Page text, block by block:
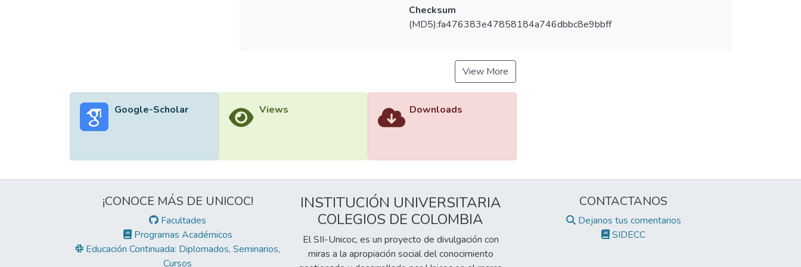
Checksum
(MD5):fa476383e47858184a746dbbc8e9bbff
View More
Google-Scholar Views Downloads
¡CONOCE MÁS DE UNICOC!
Facultades
Programas Académicos
Educación Continuada: Diplomados, Seminarios,
Cursos
INSTITUCIÓN UNIVERSITARIA
COLEGIOS DE COLOMBIA
El SII-Unicoc, es un proyecto de divulgación con
miras a la apropiación social del conocimiento
CONTACTANOS
Dejanos tus comentarios
SIDECC